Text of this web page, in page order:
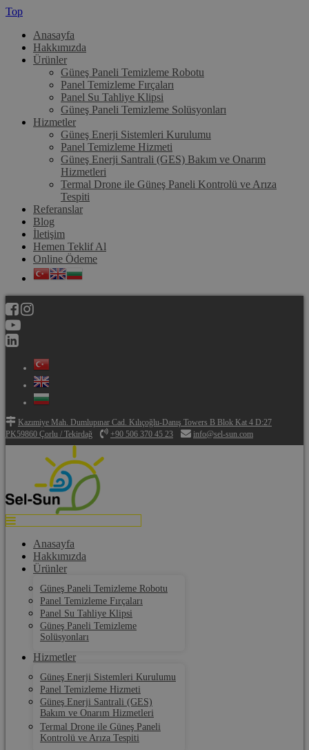
Top
Anasayfa
Hakkımızda
Ürünler
Güneş Paneli Temizleme Robotu
Panel Temizleme Fırçaları
Panel Su Tahliye Klipsi
Güneş Paneli Temizleme Solüsyonları
Hizmetler
Güneş Enerji Sistemleri Kurulumu
Panel Temizleme Hizmeti
Güneş Enerji Santrali (GES) Bakım ve Onarım
Hizmetleri
Termal Drone ile Güneş Paneli Kontrolü ve Arıza
Tespiti
Referanslar
Blog
İletişim
Hemen Teklif Al
Online Ödeme
Kazımiye Mah. Dumlupınar Cad. Kılıçoğlu-Danış Towers B Blok Kat 4 D:27
PK59860 Çorlu / Tekirdağ
+90 506 370 45 23 info@sel-sun.com
Anasayfa
Hakkımızda
Ürünler
Güneş Paneli Temizleme Robotu
Panel Temizleme Fırçaları
Panel Su Tahliye Klipsi
Güneş Paneli Temizleme
Solüsyonları
Hizmetler
Güneş Enerji Sistemleri Kurulumu
Panel Temizleme Hizmeti
Güneş Enerji Santrali (GES)
Bakım ve Onarım Hizmetleri
Termal Drone ile Güneş Paneli
Kontrolü ve Arıza Tespiti